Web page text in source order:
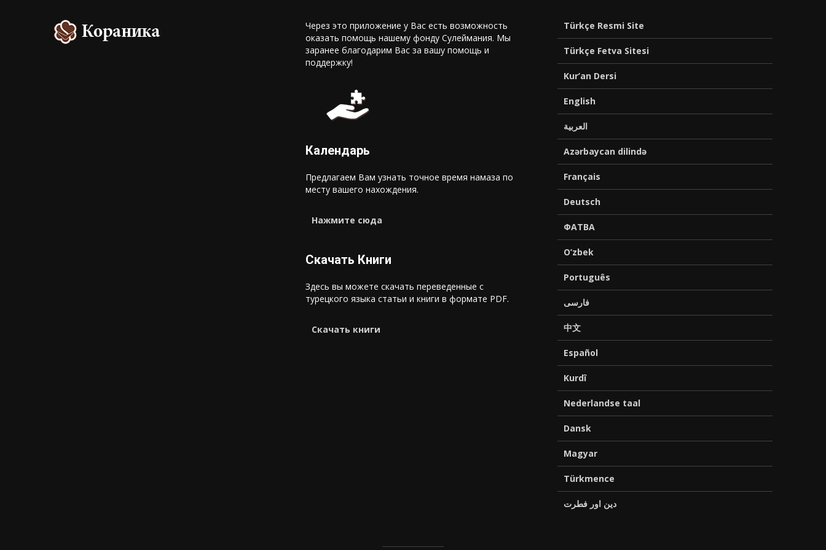
Через это приложение у Вас есть возможность
оказать помощь нашему фонду Сулеймания. Мы
заранее благодарим Вас за вашу помощь и
поддержку!
Календарь
Предлагаем Вам узнать точное время намаза по
месту вашего нахождения.
Нажмите сюда
Скачать Книги
Здесь вы можете скачать переведенные с
турецкого языка статьи и книги в формате PDF.
Cкачать книги
Türkçe Resmi Site
Türkçe Fetva Sitesi
Kur’an Dersi
English
العربية
Azərbaycan dilində
Français
Deutsch
ФАТВА
O’zbek
Português
فارسی
中文
Español
Kurdî
Nederlandse taal
Dansk
Magyar
Türkmence
دین اور فطرت